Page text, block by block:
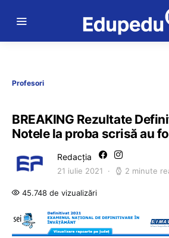
Profesori
BREAKING Rezultate
Notele la proba scrisă au
Redacția
21 iulie 2021 2 minute
45.748 de vizualizări